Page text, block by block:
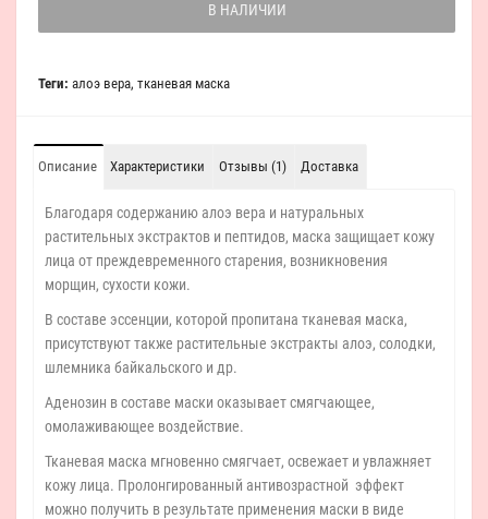
В НАЛИЧИИ
Теги: алоэ вера, тканевая маска
Описание Характеристики Отзывы (1) Доставка
Благодаря содержанию алоэ вера и натуральных
растительных экстрактов и пептидов, маска защищает кожу
лица от преждевременного старения, возникновения
морщин, сухости кожи.
В составе эссенции, которой пропитана тканевая маска,
присутствуют также растительные экстракты алоэ, солодки,
шлемника байкальского и др.
Аденозин в составе маски оказывает смягчающее,
омолаживающее воздействие.
Тканевая маска мгновенно смягчает, освежает и увлажняет
кожу лица. Пролонгированный антивозрастной эффект
можно получить в результате применения маски в виде